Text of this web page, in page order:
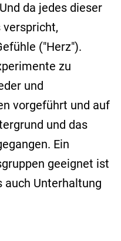
da jedes dieser
verspricht,
("Herz").
zu
und
vorgeführt und auf
und das
Ein
geeignet ist
auch Unterhaltung